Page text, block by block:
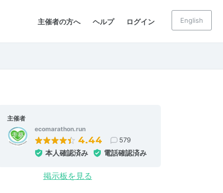
主催者の方へ ヘルプ ログイン English
主催者
ecomarathon.run
4.44 579
本人確認済み 電話確認済み
掲示板を見る